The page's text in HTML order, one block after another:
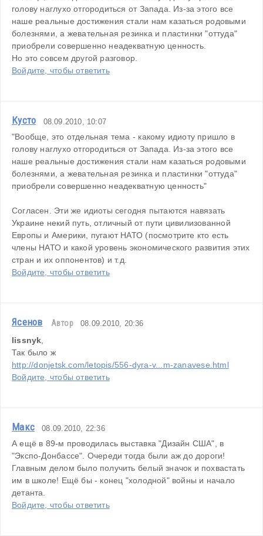
голову наглухо отгородиться от Запада. Из-за этого все
наше реальные достижения стали нам казаться родовыми
болезнями, а жевательная резинка и пластинки "оттуда"
приобрели совершенно неадекватную ценность.
Но это совсем другой разговор.
Войдите, чтобы ответить
Кусто 08.09.2010, 10:07
"Вообще, это отдельная тема - какому идиоту пришло в
голову наглухо отгородиться от Запада. Из-за этого все
наше реальные достижения стали нам казаться родовыми
болезнями, а жевательная резинка и пластинки "оттуда"
приобрели совершенно неадекватную ценность"
Согласен. Эти же идиоты сегодня пытаются навязать
Украине некий путь, отличный от пути цивилизованной
Европы и Америки, пугают НАТО (посмотрите кто есть
члены НАТО и какой уровень экономического развития этих
стран и их оппонентов) и т.д.
Войдите, чтобы ответить
Ясенов Автор 08.09.2010, 20:36
lissnyk,
Так было ж
http://donjetsk.com/letopis/556-dyra-v...m-zanavese.html
Войдите, чтобы ответить
Макс 08.09.2010, 22:36
А ещё в 89-м проводилась выставка "Дизайн США", в
"Экспо-Донбассе". Очереди тогда были аж до дороги!
Главным делом было получить белый значок и похвастать
им в школе! Ещё бы - конец "холодной" войны и начало
детанта.
Войдите, чтобы ответить